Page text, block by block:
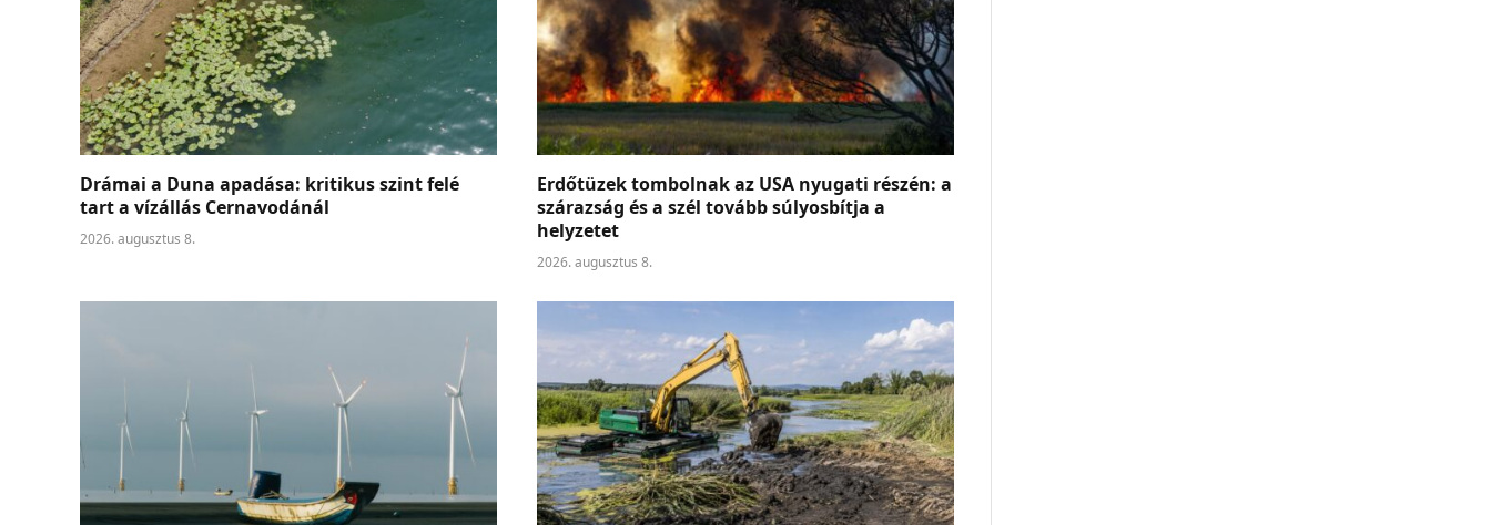
Drámai a Duna apadása: kritikus szint felé
tart a vízállás Cernavodánál
2026. augusztus 8.
Erdőtüzek tombolnak az USA nyugati részén: a
szárazság és a szél tovább súlyosbítja a
helyzetet
2026. augusztus 8.